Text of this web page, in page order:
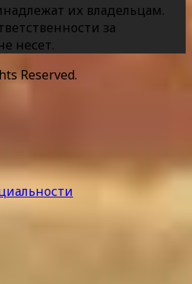
их владельцам.
за
несет.
Reserved.